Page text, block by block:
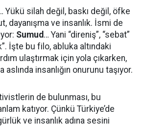
Yükü silah değil, baskı değil, öfke
dayanışma ve insanlık. İsmi de
Sumud… Yani “direniş”, “sebat”
İşte bu filo, abluka altındaki
ulaştırmak için yola çıkarken,
insanlığın onurunu taşıyor.
de bulunması, bu
katıyor. Çünkü Türkiye’de
ve insanlık adına sesini